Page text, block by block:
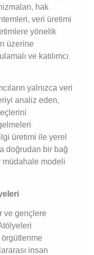
hak
veri üretimi
yönelik
üzerine
ve katılımcı
yalnızca veri
analiz eden,
üretimi ile yerel
doğrudan bir bağ
müdahale modeli
ve gençlere
insan